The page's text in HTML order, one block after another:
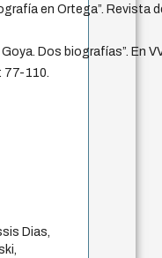
en Ortega”.
Dos biografías”. En
77-110.
Dias,